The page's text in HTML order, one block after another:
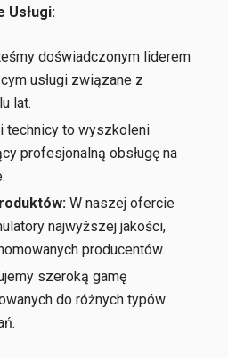
Usługi:
doświadczonym liderem
usługi związane z
lat.
technicy to wyszkoleni
profesjonalną obsługę na
W naszej ofercie
najwyższej jakości,
producentów.
szeroką gamę
do różnych typów